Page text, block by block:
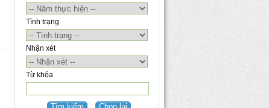
Tình trạng
Nhận xét
Từ khóa